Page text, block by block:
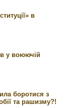
в
у воюючій
боротися з
та рашизму?!